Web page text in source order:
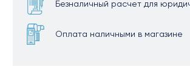
Безналичный расчет для
Оплата наличными в магазине